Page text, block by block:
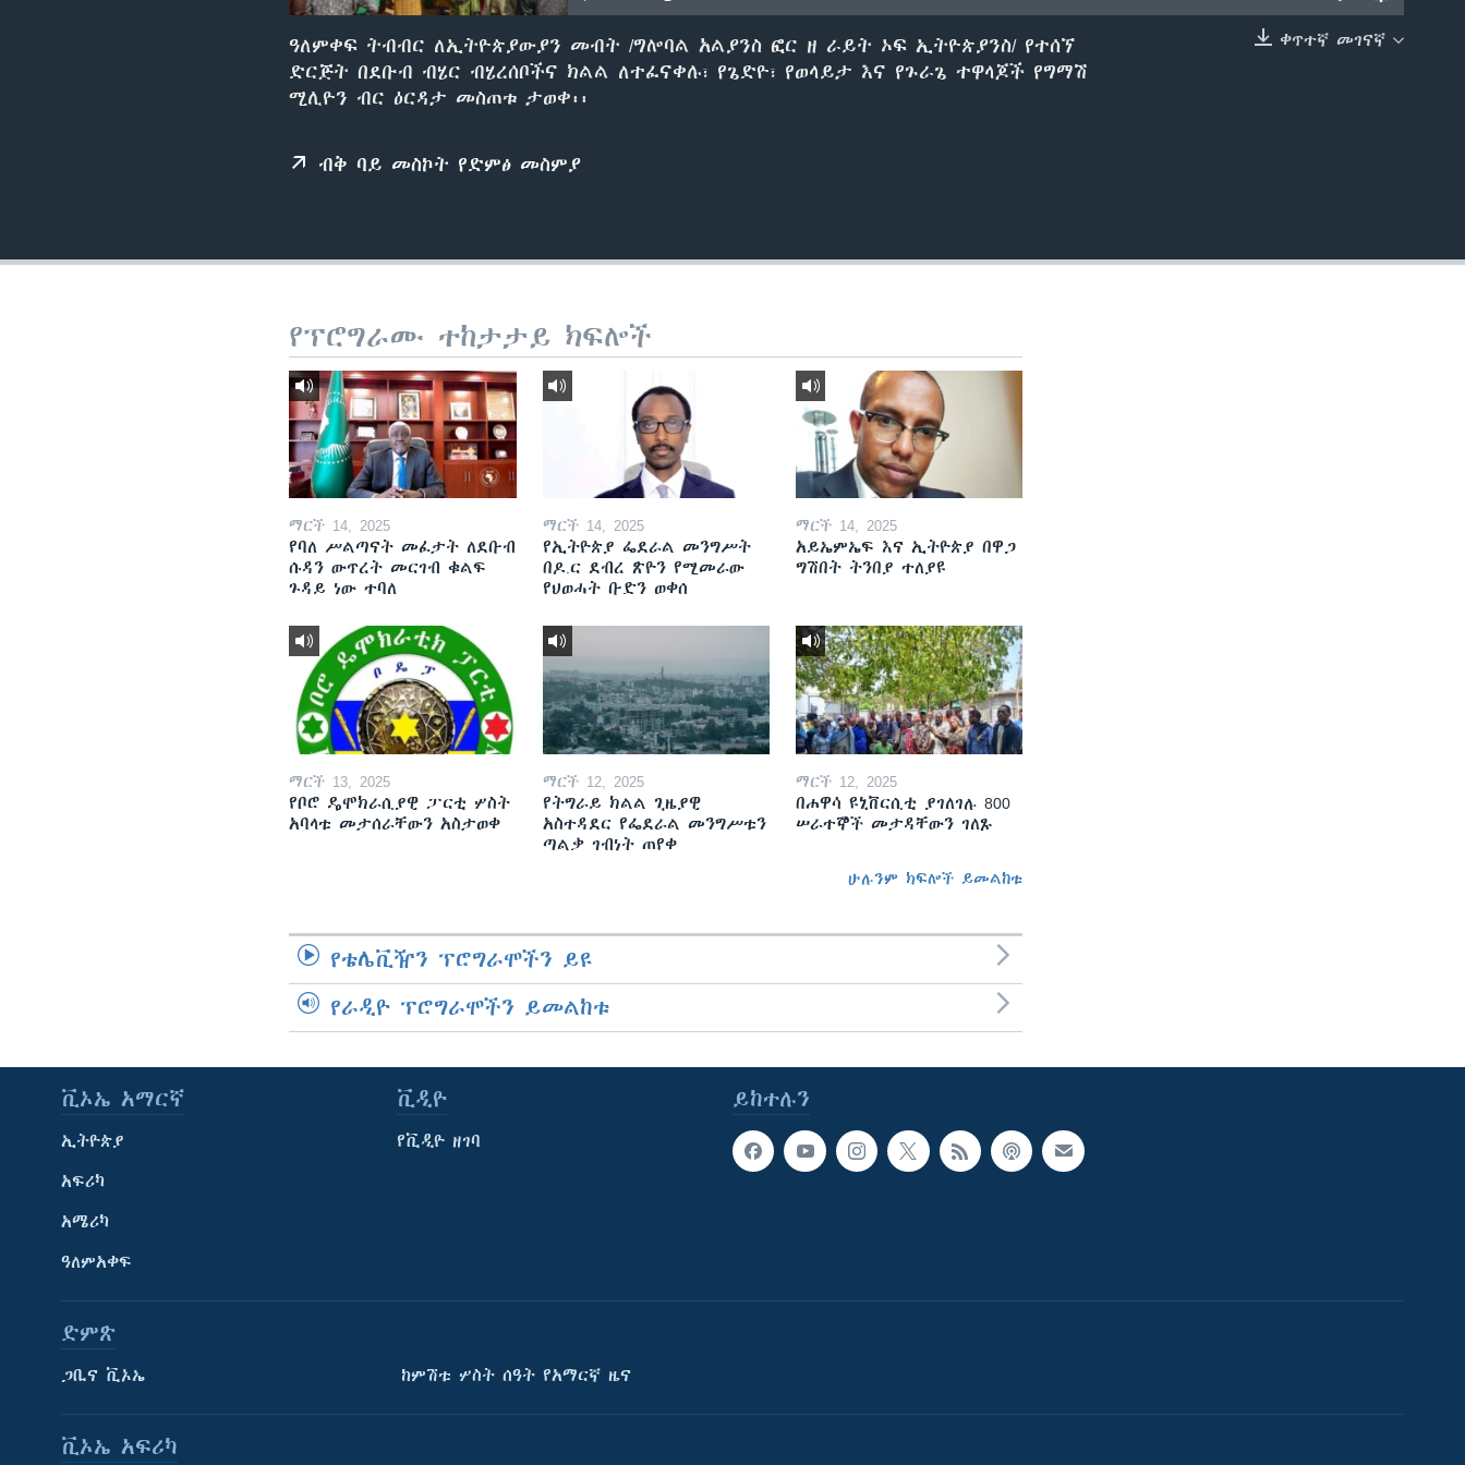
ቀጥተኛ መገናኛ
ዓለምቀፍ ትብብር ለኢትዮጵያውያን መብት /ግሎባል አልያንስ ፎር ዘ ራይት ኦፍ ኢትዮጵያንስ/ የተሰኘ
ድርጅት በደቡብ ብሄር ብሄረሰቦችና ክልል ለተፈናቀሉ፣ የጌድዮ፣ የወላይታ እና የጉራጌ ተዋላጆች የግማሽ
ሚሊዮን ብር ዕርዳታ መስጠቱ ታወቀ፡፡
ብቅ ባይ መስኮት የድምፅ መስምያ
የፕሮግራሙ ተከታታይ ክፍሎች
ማርች 14, 2025
የባለ ሥልጣናት መፈታት ለደቡብ
ሱዳን ውጥረት መርገብ ቁልፍ
ጉዳይ ነው ተባለ
ማርች 14, 2025
የኢትዮጵያ ፌደራል መንግሥት
በዶ.ር ደብረ ጽዮን የሚመራው
የህወሓት ቡድን ወቀሰ
ማርች 14, 2025
አይኤምኤፍ እና ኢትዮጵያ በዋጋ
ግሽበት ትንበያ ተለያዩ
ማርች 13, 2025
የቦሮ ዴሞክራሲያዊ ፓርቲ ሦስት
አባላቱ መታሰራቸውን አስታወቀ
ማርች 12, 2025
የትግራይ ክልል ጊዜያዊ
አስተዳደር የፌደራል መንግሥቱን
ጣልቃ ገብነት ጠየቀ
ማርች 12, 2025
በሐዋሳ ዩኒቨርሲቲ ያገለገሉ 800
ሠራተኞች መታዳቸውን ገለጹ
ሁሉንም ክፍሎች ይመልከቱ
የቴሌቪዥን ፕሮግራሞችን ይዩ
የራዲዮ ፕሮግራሞችን ይመልከቱ
ይከተሉን
ቪኦኤ አማርኛ
ኢትዮጵያ
አፍሪካ
አሜሪካ
ዓለምአቀፍ
ቪዲዮ
የቪዲዮ ዘገባ
ድምጽ
ጋቢና ቪኦኤ ከምሽቱ ሦስት ሰዓት የአማርኛ ዜና
ቪኦኤ አፍሪካ